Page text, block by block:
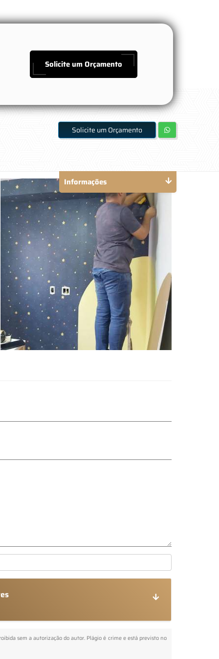
Solicite um Orçamento
Solicite um Orçamento
sem a autorização do autor. Plágio é crime e está previsto no
Informações